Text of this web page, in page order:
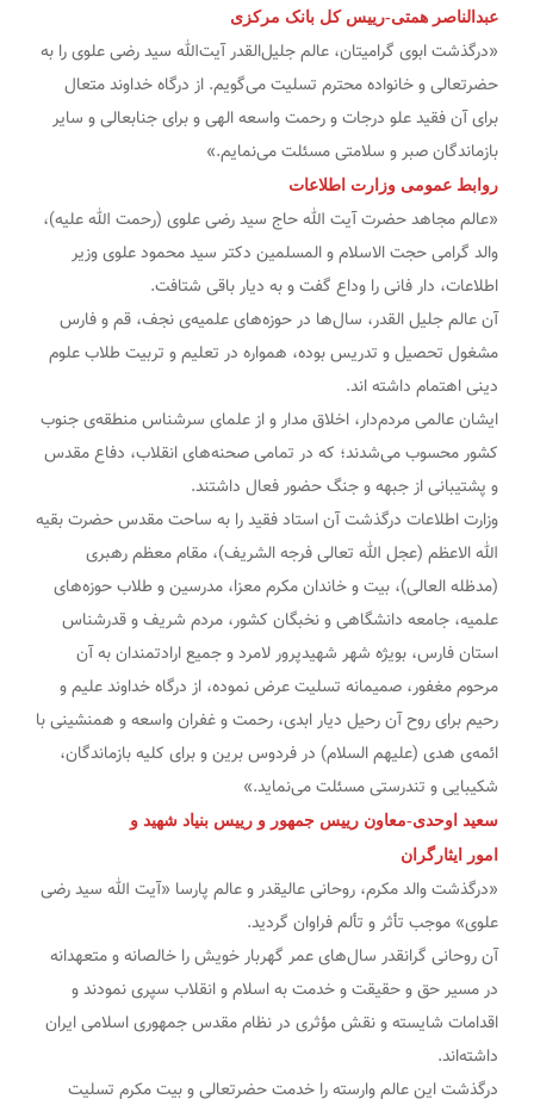
عبدالناصر همتی-رییس کل بانک مرکزی
«درگذشت ابوی گرامیتان، عالم جلیل‌القدر آیت‌الله سید رضی علوی را به
حضرتعالی و خانواده محترم تسلیت می‌گویم. از درگاه خداوند متعال
برای آن فقید علو درجات و رحمت واسعه الهی و برای جنابعالی و سایر
بازماندگان صبر و سلامتی مسئلت می‌نمایم.»
روابط عمومی وزارت اطلاعات
«عالم مجاهد حضرت آیت الله حاج سید رضی علوی (رحمت الله علیه)،
والد گرامی حجت الاسلام و المسلمین دکتر سید محمود علوی وزیر
اطلاعات، دار فانی را وداع گفت و به دیار باقی شتافت.
آن عالم جلیل القدر، سال‌ها در حوزه‌های علمیه‌ی نجف، قم و فارس
مشغول تحصیل و تدریس بوده، همواره در تعلیم و تربیت طلاب علوم
دینی اهتمام داشته اند.
ایشان عالمی مردم‌دار، اخلاق مدار و از علمای سرشناس منطقه‌ی جنوب
کشور محسوب می‌شدند؛ که در تمامی صحنه‌های انقلاب، دفاع مقدس
و پشتیبانی از جبهه و جنگ حضور فعال داشتند.
وزارت اطلاعات درگذشت آن استاد فقید را به ساحت مقدس حضرت بقیه
الله الاعظم (عجل الله تعالی فرجه الشریف)، مقام معظم رهبری
(مدظله العالی)، بیت و خاندان مکرم معزا، مدرسین و طلاب حوزه‌های
علمیه، جامعه دانشگاهی و نخبگان کشور، مردم شریف و قدرشناس
استان فارس، بویژه شهر شهیدپرور لامرد و جمیع ارادتمندان به آن
مرحوم مغفور، صمیمانه تسلیت عرض نموده، از درگاه خداوند علیم و
رحیم برای روح آن رحیل دیار ابدی، رحمت و غفران واسعه و همنشینی با
ائمه‌ی هدی (علیهم السلام) در فردوس برین و برای کلیه بازماندگان،
شکیبایی و تندرستی مسئلت می‌نماید.»
سعید اوحدی-معاون رییس جمهور و رییس بنیاد شهید و
امور ایثارگران
«درگذشت والد مکرم، روحانی عالیقدر و عالم پارسا «آیت الله سید رضی
علوی» موجب تأثر و تألم فراوان گردید.
آن روحانی گرانقدر سال‌های عمر گهربار خویش را خالصانه و متعهدانه
در مسیر حق و حقیقت و خدمت به اسلام و انقلاب سپری نمودند و
اقدامات شایسته و نقش مؤثری در نظام مقدس جمهوری اسلامی ایران
داشته‌اند.
درگذشت این عالم وارسته را خدمت حضرتعالی و بیت مکرم تسلیت